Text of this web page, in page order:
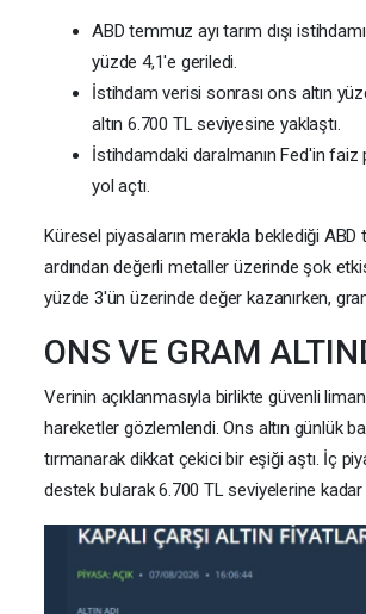
ABD temmuz ayı tarım dışı
yüzde 4,1'e geriledi.
İstihdam verisi sonrası ons altın
altın 6.700 TL seviyesine yaklaştı.
İstihdamdaki daralmanın Fed'in faiz
yol açtı.
Küresel piyasaların merakla beklediği
ardından değerli metaller üzerinde şok
yüzde 3'ün üzerinde değer kazanırken,
ONS VE GRAM
Verinin açıklanmasıyla birlikte güvenli
hareketler gözlemlendi. Ons altın günlük
tırmanarak dikkat çekici bir eşiği aştı. İç
destek bularak 6.700 TL seviyelerine kadar